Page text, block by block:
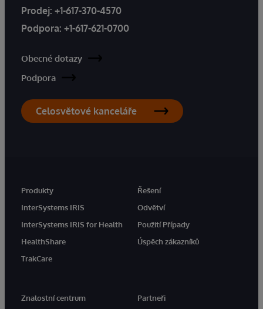
Prodej: +1-617-370-4570
Podpora: +1-617-621-0700
Obecné dotazy
Podpora
Celosvětové kanceláře
Produkty
InterSystems IRIS
InterSystems IRIS for Health
HealthShare
TrakCare
Řešení
Odvětví
Použití Případy
Úspěch zákazníků
Znalostní centrum
Partneři